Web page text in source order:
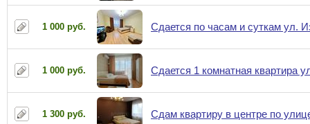
1 000 руб. Сдается по часам и суткам ул.
1 000 руб. Сдается 1 комнатная квартира
1 300 руб. Сдам квартиру в центре по